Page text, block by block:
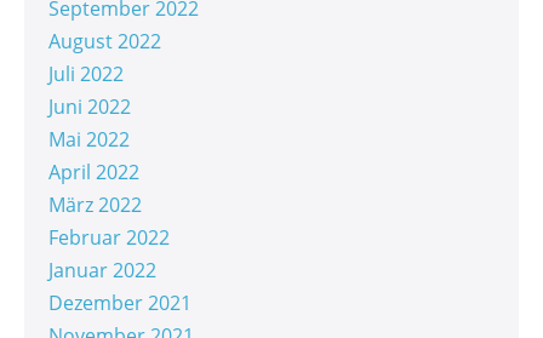
September 2022
August 2022
Juli 2022
Juni 2022
Mai 2022
April 2022
März 2022
Februar 2022
Januar 2022
Dezember 2021